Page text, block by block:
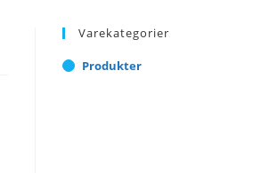
Varekategorier
Produkter